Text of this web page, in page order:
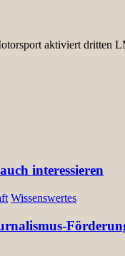
aktiviert dritten
interessieren
Wissenswertes